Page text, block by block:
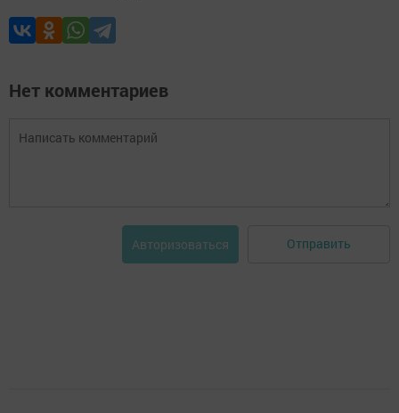
Нет комментариев
Авторизоваться Отправить